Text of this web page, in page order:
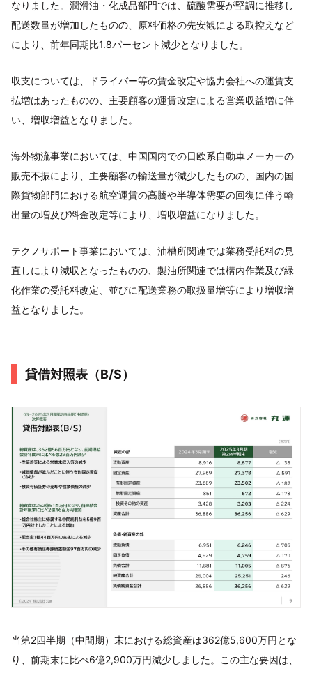
なりました。潤滑油・化成品部門では、硫酸需要が堅調に推移し
配送数量が増加したものの、原料価格の先安観による取控えなど
により、前年同期比1.8パーセント減少となりました。
収支については、ドライバー等の賃金改定や協力会社への運賃支
払増はあったものの、主要顧客の運賃改定による営業収益増に伴
い、増収増益となりました。
海外物流事業においては、中国国内での日欧系自動車メーカーの
販売不振により、主要顧客の輸送量が減少したものの、国内の国
際貨物部門における航空運賃の高騰や半導体需要の回復に伴う輸
出量の増及び料金改定等により、増収増益になりました。
テクノサポート事業においては、油槽所関連では業務受託料の見
直しにより減収となったものの、製油所関連では構内作業及び緑
化作業の受託料改定、並びに配送業務の取扱量増等により増収増
益となりました。
貸借対照表（B/S）
当第2四半期（中間期）末における総資産は362億5,600万円とな
り、前期末に比べ6億2,900万円減少しました。この主な要因は、